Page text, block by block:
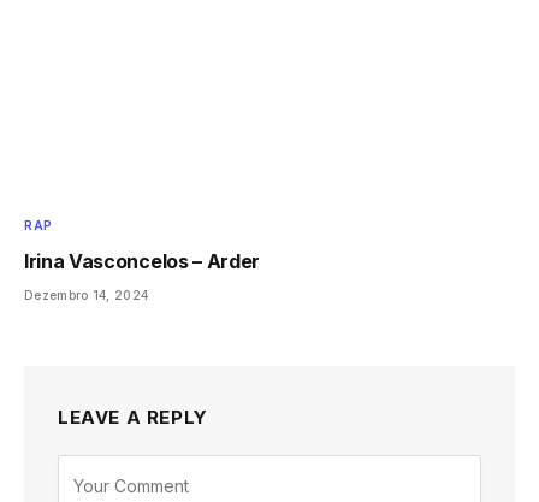
RAP
Irina Vasconcelos – Arder
Dezembro 14, 2024
LEAVE A REPLY